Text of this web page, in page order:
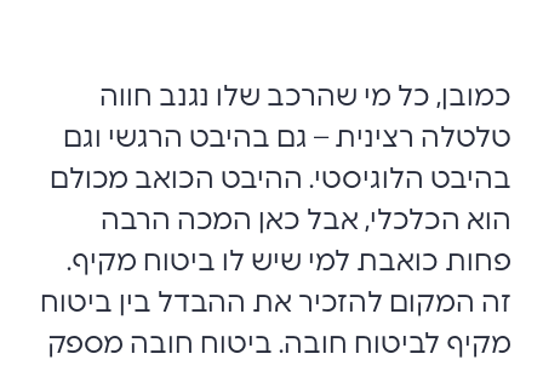
כמובן, כל מי שהרכב שלו נגנב חווה
טלטלה רצינית – גם בהיבט הרגשי וגם
בהיבט הלוגיסטי. ההיבט הכואב מכולם
הוא הכלכלי, אבל כאן המכה הרבה
פחות כואבת למי שיש לו ביטוח מקיף.
זה המקום להזכיר את ההבדל בין ביטוח
מקיף לביטוח חובה. ביטוח חובה מספק